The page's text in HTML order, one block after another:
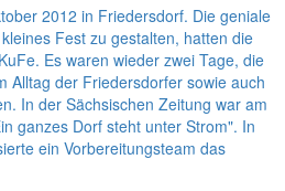
2012 in Friedersdorf. Die geniale
Fest zu gestalten, hatten die
Es waren wieder zwei Tage, die
Alltag der Friedersdorfer sowie auch
In der Sächsischen Zeitung war am
ganzes Dorf steht unter Strom". In
ein Vorbereitungsteam das